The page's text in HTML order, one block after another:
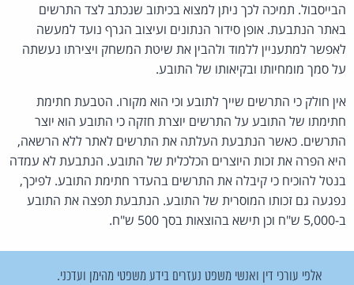
הבייסבול. תמיכה לכך ניתן למצוא בכיתוב שנכתב לצד התרשים
באתר הנתבעת. אופן סידור הנתונים ועיצוב הגרף נועד למעשה
לאפשר למתעניין ללמוד ולהבין את שיטת המשחק ויצירתו נעשתה
על סמך מומחיותו ובקיאותו של התובע.
אין חולק כי התרשים שייך לתובע וכי הוא מקורו. הטבעת חתימת
חתימתו של התובע על התרשים יוצרת חזקה כי התובע הוא יוצר
התרשים. כאשר הנתבעת העלתה את התרשים לאתר ללא הרשאה,
היא הפרה את זכות היוצרים הכלכלית של התובע. הנתבעת לא עמדה
בנטל להוכיח כי קיבלה את התרשים בהעדר חתימת התובע. לפיכך,
נפגעה גם זכותו המוסרית של התובע. הנתבעת תפצה את התובע
ב-5,000 ש"ח וכן תישא בהוצאות בסך 500 ש"ח.
אלפי עורכי דין ואנשי משפט נעזרים בידע משפטי מהימן ועדכני.